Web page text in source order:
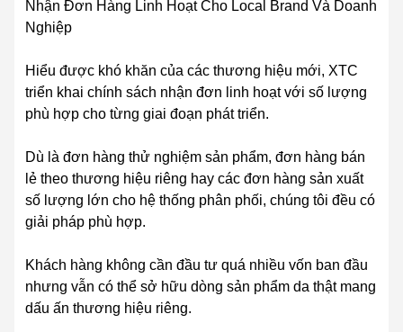
Nhận Đơn Hàng Linh Hoạt Cho Local Brand Và Doanh
Nghiệp
Hiểu được khó khăn của các thương hiệu mới, XTC
triển khai chính sách nhận đơn linh hoạt với số lượng
phù hợp cho từng giai đoạn phát triển.
Dù là đơn hàng thử nghiệm sản phẩm, đơn hàng bán
lẻ theo thương hiệu riêng hay các đơn hàng sản xuất
số lượng lớn cho hệ thống phân phối, chúng tôi đều có
giải pháp phù hợp.
Khách hàng không cần đầu tư quá nhiều vốn ban đầu
nhưng vẫn có thể sở hữu dòng sản phẩm da thật mang
dấu ấn thương hiệu riêng.